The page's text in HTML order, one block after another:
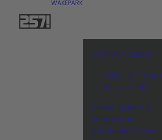
WAKEPARK
ÖFFNUNGSZEITEN
Nächste 7 Tage
Ganzes Jahr
Preise Tickets &
Equipment
Mitgliedschaften